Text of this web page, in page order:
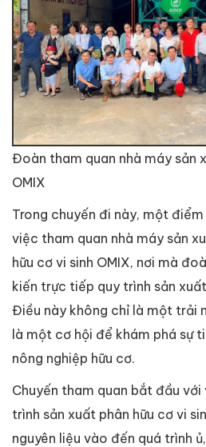
Đoàn tham quan nhà máy sản
OMIX
Trong chuyến đi này, một
việc tham quan nhà máy sản
hữu cơ vi sinh OMIX, nơi mà
kiến trực tiếp quy trình sản
Điều này không chỉ là một trải
là một cơ hội để khám phá sự
nông nghiệp hữu cơ.
Chuyến tham quan bắt đầu
trình sản xuất phân hữu cơ vi
nguyên liệu vào đến quá trình